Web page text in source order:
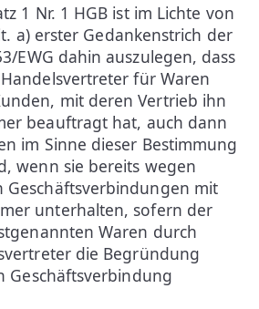
1 Nr. 1 HGB ist im Lichte von
a) erster Gedankenstrich der
EWG dahin auszulegen, dass
für Waren
mit deren Vertrieb ihn
beauftragt hat, auch dann
im Sinne dieser Bestimmung
wenn sie bereits wegen
Geschäftsverbindungen mit
unterhalten, sofern der
Waren durch
die Begründung
Geschäftsverbindung